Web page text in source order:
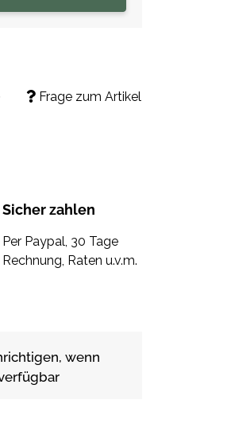
Frage zum Artikel
Sicher zahlen
Per Paypal, 30 Tage
Rechnung, Raten u.v.m.
wenn